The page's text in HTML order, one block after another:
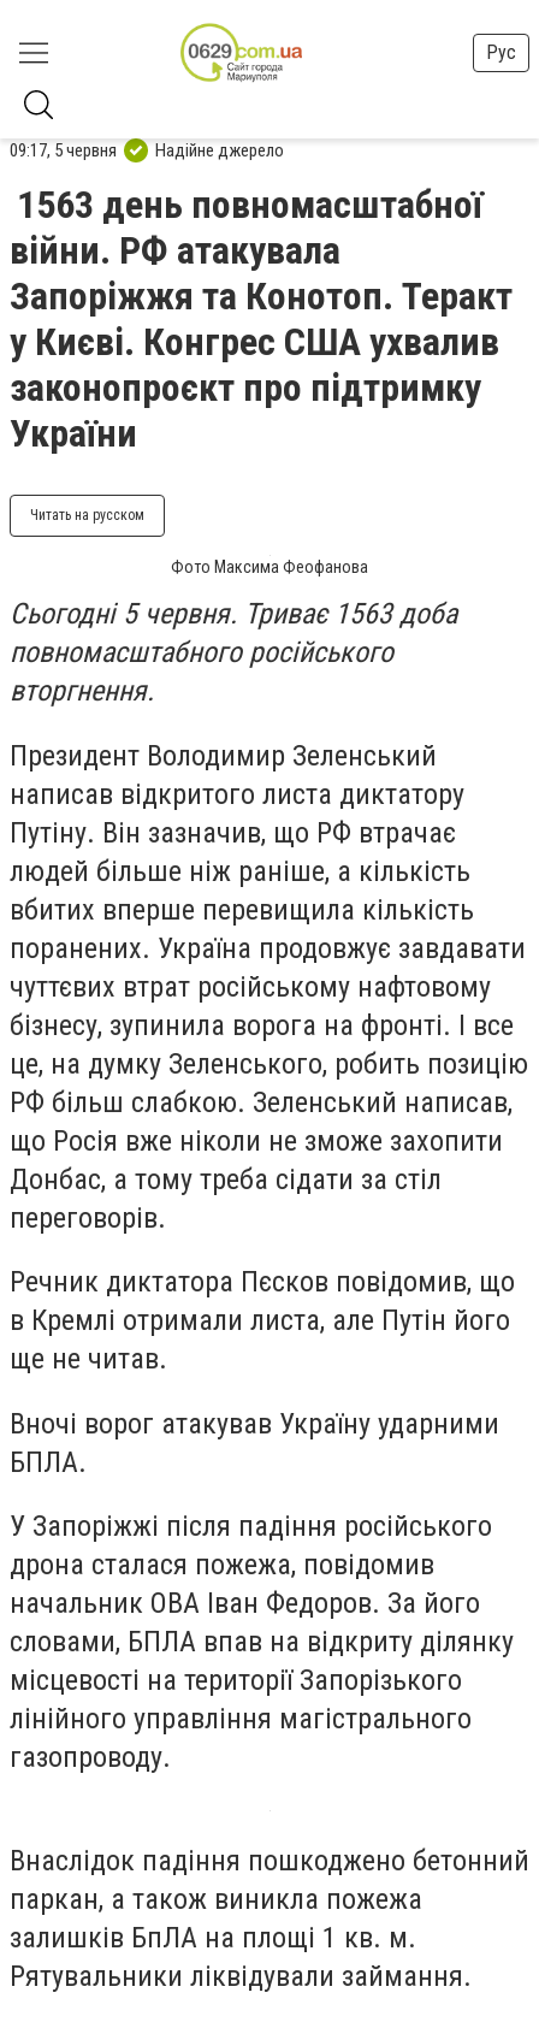
Рус
09:17, 5 червня Надійне джерело
1563 день повномасштабної
війни. РФ атакувала
Запоріжжя та Конотоп. Теракт
у Києві. Конгрес США ухвалив
законопроєкт про підтримку
України
Читать на русском
Фото Максима Феофанова
Сьогодні 5 червня. Триває 1563 доба
повномасштабного російського
вторгнення.
Президент Володимир Зеленський
написав відкритого листа диктатору
Путіну. Він зазначив, що РФ втрачає
людей більше ніж раніше, а кількість
вбитих вперше перевищила кількість
поранених. Україна продовжує завдавати
чуттєвих втрат російському нафтовому
бізнесу, зупинила ворога на фронті. І все
це, на думку Зеленського, робить позицію
РФ більш слабкою. Зеленський написав,
що Росія вже ніколи не зможе захопити
Донбас, а тому треба сідати за стіл
переговорів.
Речник диктатора Пєсков повідомив, що
в Кремлі отримали листа, але Путін його
ще не читав.
Вночі ворог атакував Україну ударними
БПЛА.
У Запоріжжі після падіння російського
дрона сталася пожежа, повідомив
начальник ОВА Іван Федоров. За його
словами, БПЛА впав на відкриту ділянку
місцевості на території Запорізького
лінійного управління магістрального
газопроводу.
Внаслідок падіння пошкоджено бетонний
паркан, а також виникла пожежа
залишків БпЛА на площі 1 кв. м.
Рятувальники ліквідували займання.